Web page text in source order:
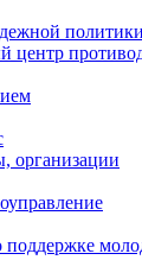
организации